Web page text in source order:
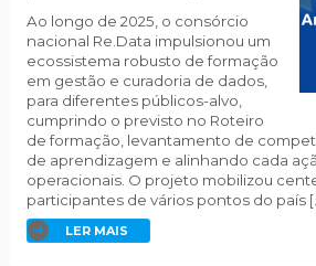
Ao longo de 2025, o consórcio
nacional Re.Data impulsionou um
ecossistema robusto de formação
em gestão e curadoria de dados,
para diferentes públicos-alvo,
cumprindo o previsto no Roteiro
de formação, levantamento de
de aprendizagem e alinhando cada
operacionais. O projeto mobilizou
participantes de vários pontos do país
LER MAIS